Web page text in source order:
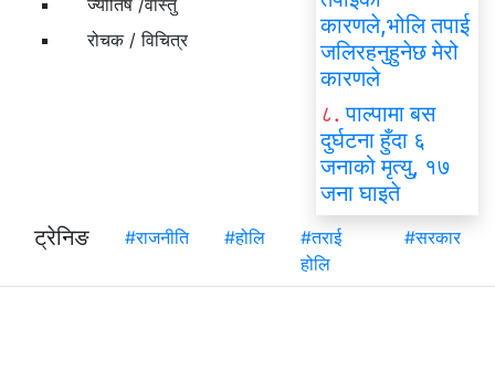
रोचक / विचित्र
कारणले,भोलि तपाई
जलिरहनुहुनेछ मेरो
कारणले
८. पाल्पामा बस
दुर्घटना हुँदा ६
जनाको मृत्यु, १७
जना घाइते
ट्रेनिङ
#राजनीति #होलि
#तराई
होलि
#सरकार